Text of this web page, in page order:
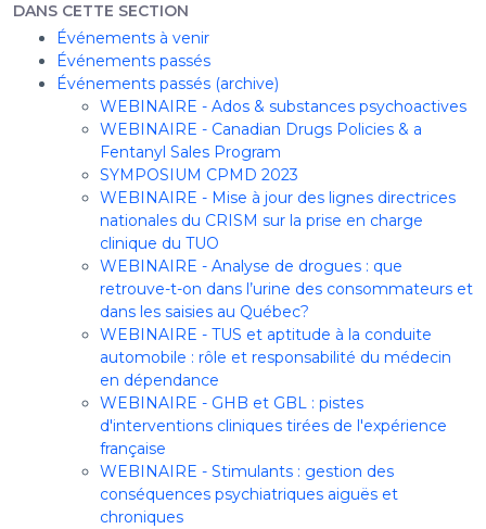
DANS CETTE SECTION
Événements à venir
Événements passés
Événements passés (archive)
WEBINAIRE - Ados & substances psychoactives
WEBINAIRE - Canadian Drugs Policies & a
Fentanyl Sales Program
SYMPOSIUM CPMD 2023
WEBINAIRE - Mise à jour des lignes directrices
nationales du CRISM sur la prise en charge
clinique du TUO
WEBINAIRE - Analyse de drogues : que
retrouve-t-on dans l’urine des consommateurs et
dans les saisies au Québec?
WEBINAIRE - TUS et aptitude à la conduite
automobile : rôle et responsabilité du médecin
en dépendance
WEBINAIRE - GHB et GBL : pistes
d'interventions cliniques tirées de l'expérience
française
WEBINAIRE - Stimulants : gestion des
conséquences psychiatriques aiguës et
chroniques